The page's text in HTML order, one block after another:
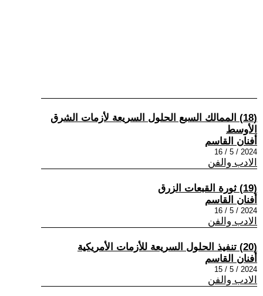
(18) الممالك السبع الحلول السريعة لأزمات الشرق
الأوسط
أفنان القاسم
2024 / 5 / 16
الادب والفن
(19) ثورة القبعات الزرق
أفنان القاسم
2024 / 5 / 16
الادب والفن
(20) تنفيذ الحلول السريعة للأزمات الأمريكية
أفنان القاسم
2024 / 5 / 15
الادب والفن